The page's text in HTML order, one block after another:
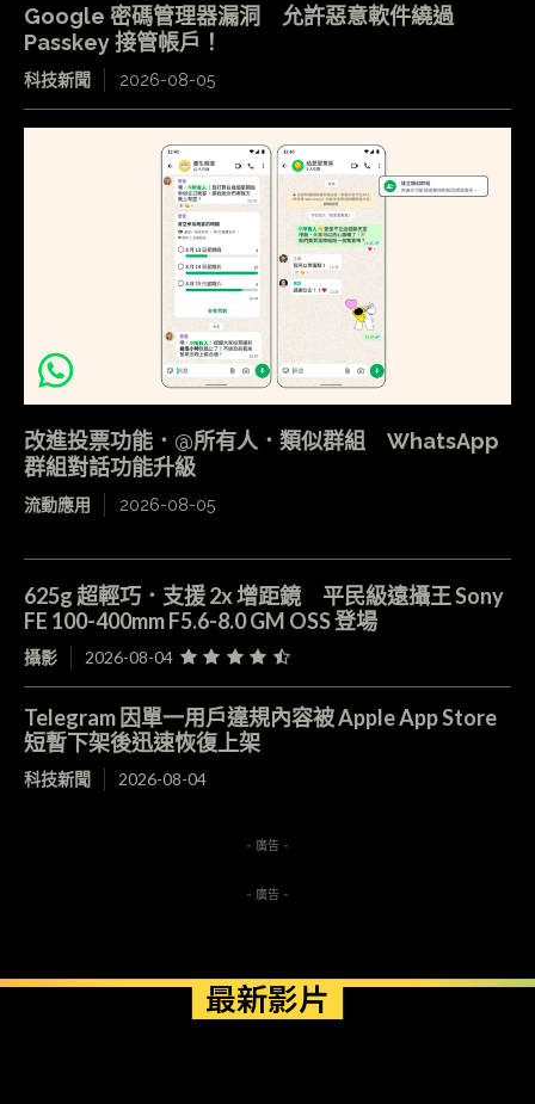
Google 密碼管理器漏洞 允許惡意軟件繞過
Passkey 接管帳戶！
科技新聞 2026-08-05
改進投票功能．@所有人．類似群組 WhatsApp
群組對話功能升級
流動應用 2026-08-05
625g 超輕巧．支援 2x 增距鏡 平民級遠攝王 Sony
FE 100-400mm F5.6-8.0 GM OSS 登場
攝影 2026-08-04
Telegram 因單一用戶違規內容被 Apple App Store
短暫下架後迅速恢復上架
科技新聞 2026-08-04
- 廣告 -
- 廣告 -
最新影片